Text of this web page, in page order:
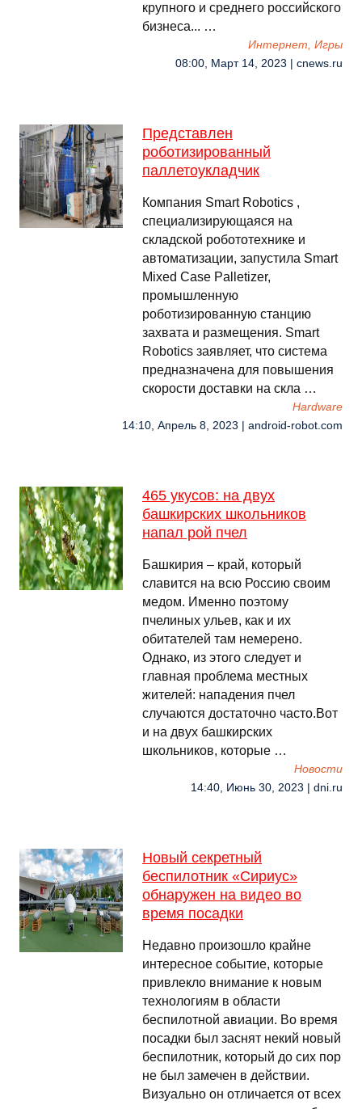
крупного и среднего российского
бизнеса... …
Интернет, Игры
08:00, Март 14, 2023 | cnews.ru
Представлен
роботизированный
паллетоукладчик
Компания Smart Robotics ,
специализирующаяся на
складской робототехнике и
автоматизации, запустила Smart
Mixed Case Palletizer,
промышленную
роботизированную станцию ​​
захвата и размещения. Smart
Robotics заявляет, что система
предназначена для повышения
скорости доставки на скла …
Hardware
14:10, Апрель 8, 2023 | android-robot.com
465 укусов: на двух
башкирских школьников
напал рой пчел
Башкирия – край, который
славится на всю Россию своим
медом. Именно поэтому
пчелиных ульев, как и их
обитателей там немерено.
Однако, из этого следует и
главная проблема местных
жителей: нападения пчел
случаются достаточно часто.Вот
и на двух башкирских
школьников, которые …
Новости
14:40, Июнь 30, 2023 | dni.ru
Новый секретный
беспилотник «Сириус»
обнаружен на видео во
время посадки
Недавно произошло крайне
интересное событие, которые
привлекло внимание к новым
технологиям в области
беспилотной авиации. Во время
посадки был заснят некий новый
беспилотник, который до сих пор
не был замечен в действии.
Визуально он отличается от всех